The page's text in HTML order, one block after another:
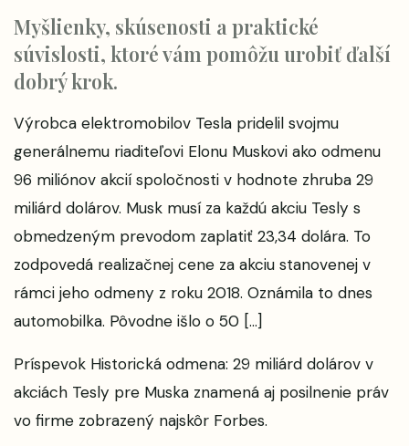
Myšlienky, skúsenosti a praktické
súvislosti, ktoré vám pomôžu urobiť ďalší
dobrý krok.
Výrobca elektromobilov Tesla pridelil svojmu
generálnemu riaditeľovi Elonu Muskovi ako odmenu
96 miliónov akcií spoločnosti v hodnote zhruba 29
miliárd dolárov. Musk musí za každú akciu Tesly s
obmedzeným prevodom zaplatiť 23,34 dolára. To
zodpovedá realizačnej cene za akciu stanovenej v
rámci jeho odmeny z roku 2018. Oznámila to dnes
automobilka. Pôvodne išlo o 50 […]
Príspevok Historická odmena: 29 miliárd dolárov v
akciách Tesly pre Muska znamená aj posilnenie práv
vo firme zobrazený najskôr Forbes.